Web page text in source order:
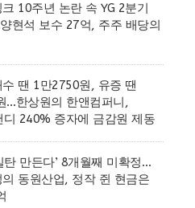
크 10주년 논란 속 YG 2분기
현석 보수 27억, 주주 배당의
수 땐 1만2750원, 유증 땐
…한상원의 한앤컴퍼니,
디 240% 증자에 금감원 제동
탄 만든다’ 8개월째 미확정…
의 동원산업, 정작 쥔 현금은